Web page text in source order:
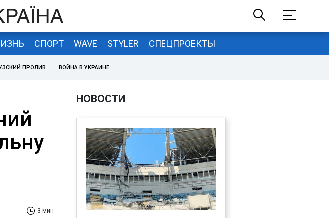
СПОРТ WAVE STYLER СПЕЦПРОЕКТЫ
ПРОЛИВ ВОЙНА В УКРАИНЕ
3 мин
НОВОСТИ